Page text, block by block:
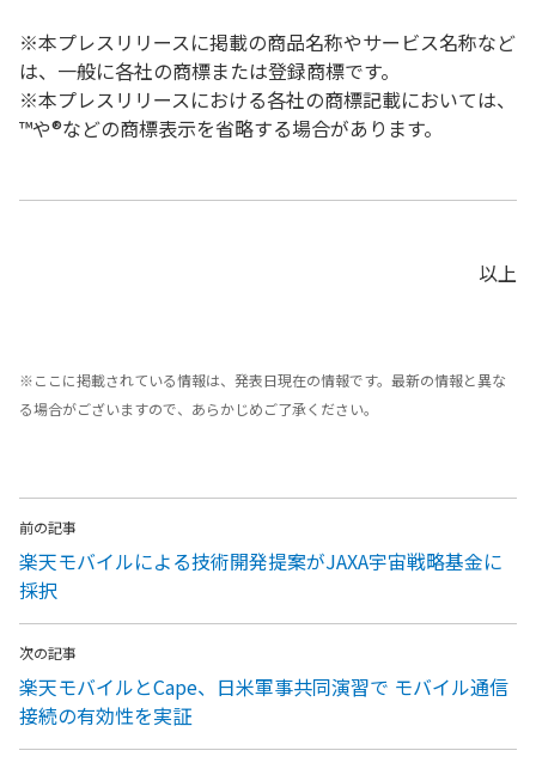
※本プレスリリースに掲載の商品名称やサービス名称など
は、一般に各社の商標または登録商標です。
※本プレスリリースにおける各社の商標記載においては、
™や®などの商標表示を省略する場合があります。
以上
※ここに掲載されている情報は、発表日現在の情報です。最新の情報と異な
る場合がございますので、あらかじめご了承ください。
前の記事
楽天モバイルによる技術開発提案がJAXA宇宙戦略基金に
採択
次の記事
楽天モバイルとCape、日米軍事共同演習で モバイル通信
接続の有効性を実証